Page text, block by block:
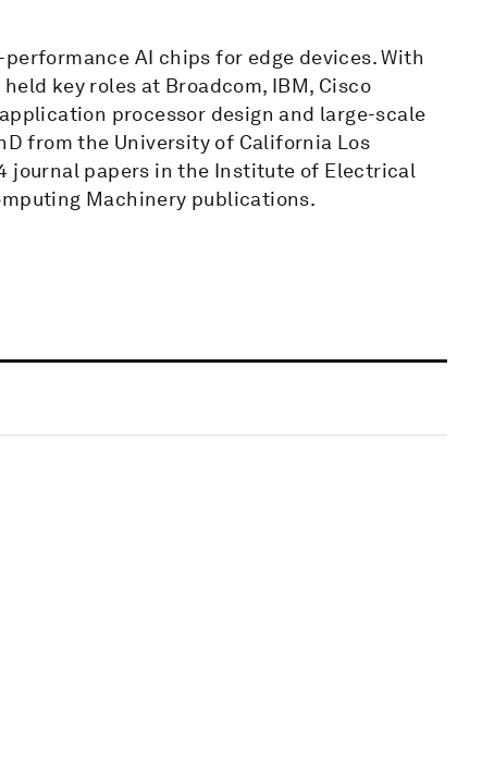
AI chips for edge devices. With
key roles at Broadcom, IBM, Cisco
processor design and large-scale
from the University of California Los
journal papers in the Institute of Electrical
Machinery publications.